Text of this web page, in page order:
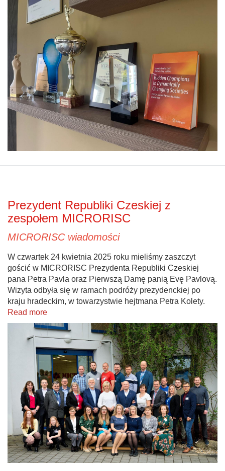
Prezydent Republiki Czeskiej z
zespołem MICRORISC
MICRORISC wiadomości
W czwartek 24 kwietnia 2025 roku mieliśmy zaszczyt
gościć w MICRORISC Prezydenta Republiki Czeskiej
pana Petra Pavla oraz Pierwszą Damę panią Evę Pavlovą.
Wizyta odbyła się w ramach podróży prezydenckiej po
kraju hradeckim, w towarzystwie hejtmana Petra Kolety.
Read more